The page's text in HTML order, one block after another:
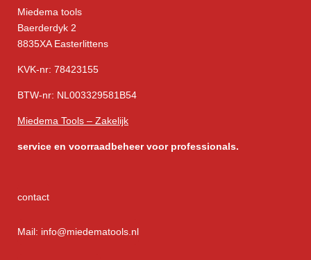
Miedema tools
Baerderdyk 2
8835XA Easterlittens
KVK-nr: 78423155
BTW-nr: NL003329581B54
Miedema Tools – Zakelijk
service en voorraadbeheer voor professionals.
contact
Mail: info@miedematools.nl